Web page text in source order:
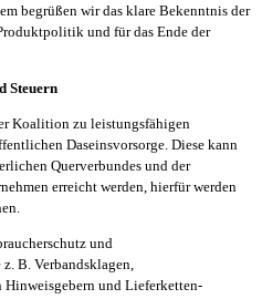
begrüßen wir das klare Bekenntnis der
und für das Ende der
Steuern
Koalition zu leistungsfähigen
Daseinsvorsorge. Diese kann
Querverbundes und der
erreicht werden, hierfür werden
und
B. Verbandsklagen,
Hinweisgebern und Lieferketten-